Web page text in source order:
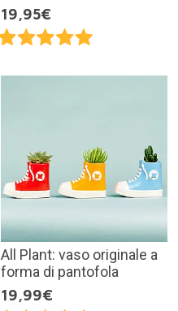
19,95€
All Plant: vaso originale a
forma di pantofola
19,99€